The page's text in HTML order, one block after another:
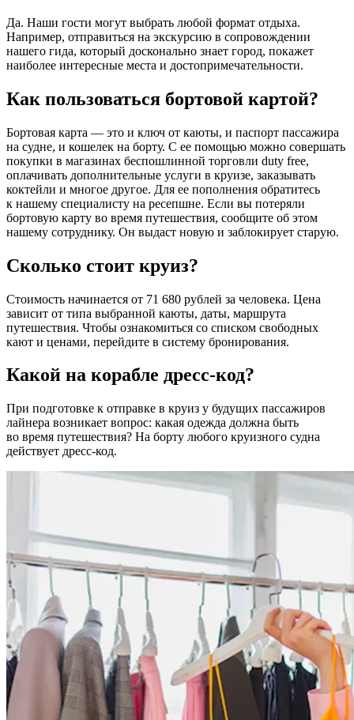
Да. Наши гости могут выбрать любой формат отдыха.
Например, отправиться на экскурсию в сопровождении
нашего гида, который досконально знает город, покажет
наиболее интересные места и достопримечательности.
Как пользоваться бортовой картой?
Бортовая карта — это и ключ от каюты, и паспорт пассажира
на судне, и кошелек на борту. С ее помощью можно совершать
покупки в магазинах беспошлинной торговли duty free,
оплачивать дополнительные услуги в круизе, заказывать
коктейли и многое другое. Для ее пополнения обратитесь
к нашему специалисту на ресепшне. Если вы потеряли
бортовую карту во время путешествия, сообщите об этом
нашему сотруднику. Он выдаст новую и заблокирует старую.
Сколько стоит круиз?
Стоимость начинается от 71 680 рублей за человека. Цена
зависит от типа выбранной каюты, даты, маршрута
путешествия. Чтобы ознакомиться со списком свободных
кают и ценами, перейдите в систему бронирования.
Какой на корабле дресс-код?
При подготовке к отправке в круиз у будущих пассажиров
лайнера возникает вопрос: какая одежда должна быть
во время путешествия? На борту любого круизного судна
действует дресс-код.